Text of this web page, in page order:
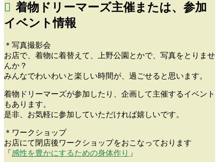
着物ドリーマーズ主催または、参加
イベント情報
＊写真撮影会
お店で、着物に着替えて、上野公園とかで、写真をとりませ
んか？
みんなでわいわいと楽しい時間が、過ごせると思います。
着物ドリーマーズが参加したり、企画して主催するイベント
もあります。
是非、お気軽に参加していただければ嬉しいです。
＊ワークショップ
お店にて閉店後ワークショップをおこなっております
「 感性を豊かにするための身体作り 」